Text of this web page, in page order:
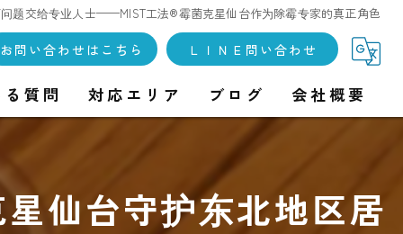
题交给专业人士——MIST工法®霉菌克星仙台作为除霉专家的真正角色
お問い合わせはこちら ＬＩＮＥ問い合わせ
質問 対応エリア ブログ 会社概要
仙台守护东北地区居